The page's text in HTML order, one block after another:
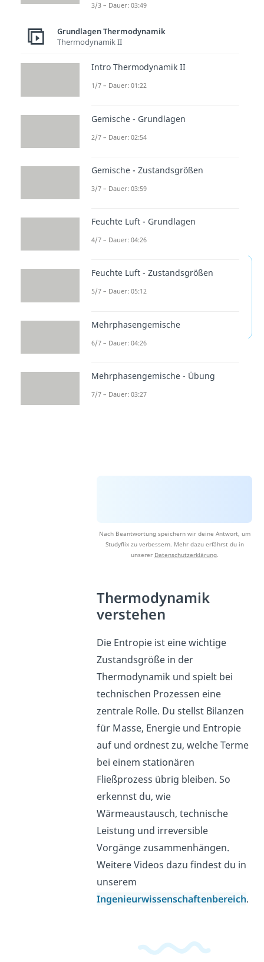
und verstößt somit nicht gegen
Thermodynamik. Allerdings sorgt
nicht reversibel betrieben werden
kann.
Endlich bist du bestens darüber
informiert, wie man die
kann und bei der nächsten
Fahrradtour kannst du deinen
Luftpumpe mit der
Entropieänderung zu tun hat.
Entropie-Übung /
Entropieänderung —
(ausklappen)
Nach Beantwortung speichern wir deine Antwort, um
Studyflix zu verbessern. Mehr dazu erfährst du in
unserer Datenschutzerklärung.
Thermodynamik
verstehen
Die Entropie ist eine wichtige
Zustandsgröße in der
Thermodynamik und spielt bei
technischen Prozessen eine
zentrale Rolle. Du stellst Bilanzen
für Masse, Energie und Entropie
auf und ordnest zu, welche Terme
bei einem stationären
Fließprozess übrig bleiben. So
erkennst du, wie
Wärmeaustausch, technische
Leistung und irreversible
Vorgänge zusammenhängen.
Weitere Videos dazu findest du in
unserem
Ingenieurwissenschaftenbereich.
3/3 – Dauer: 03:49
Grundlagen Thermodynamik
Thermodynamik II
Intro Thermodynamik II
1/7 – Dauer: 01:22
Gemische - Grundlagen
2/7 – Dauer: 02:54
Gemische - Zustandsgrößen
3/7 – Dauer: 03:59
Feuchte Luft - Grundlagen
4/7 – Dauer: 04:26
Feuchte Luft - Zustandsgrößen
5/7 – Dauer: 05:12
Mehrphasengemische
6/7 – Dauer: 04:26
Mehrphasengemische - Übung
7/7 – Dauer: 03:27